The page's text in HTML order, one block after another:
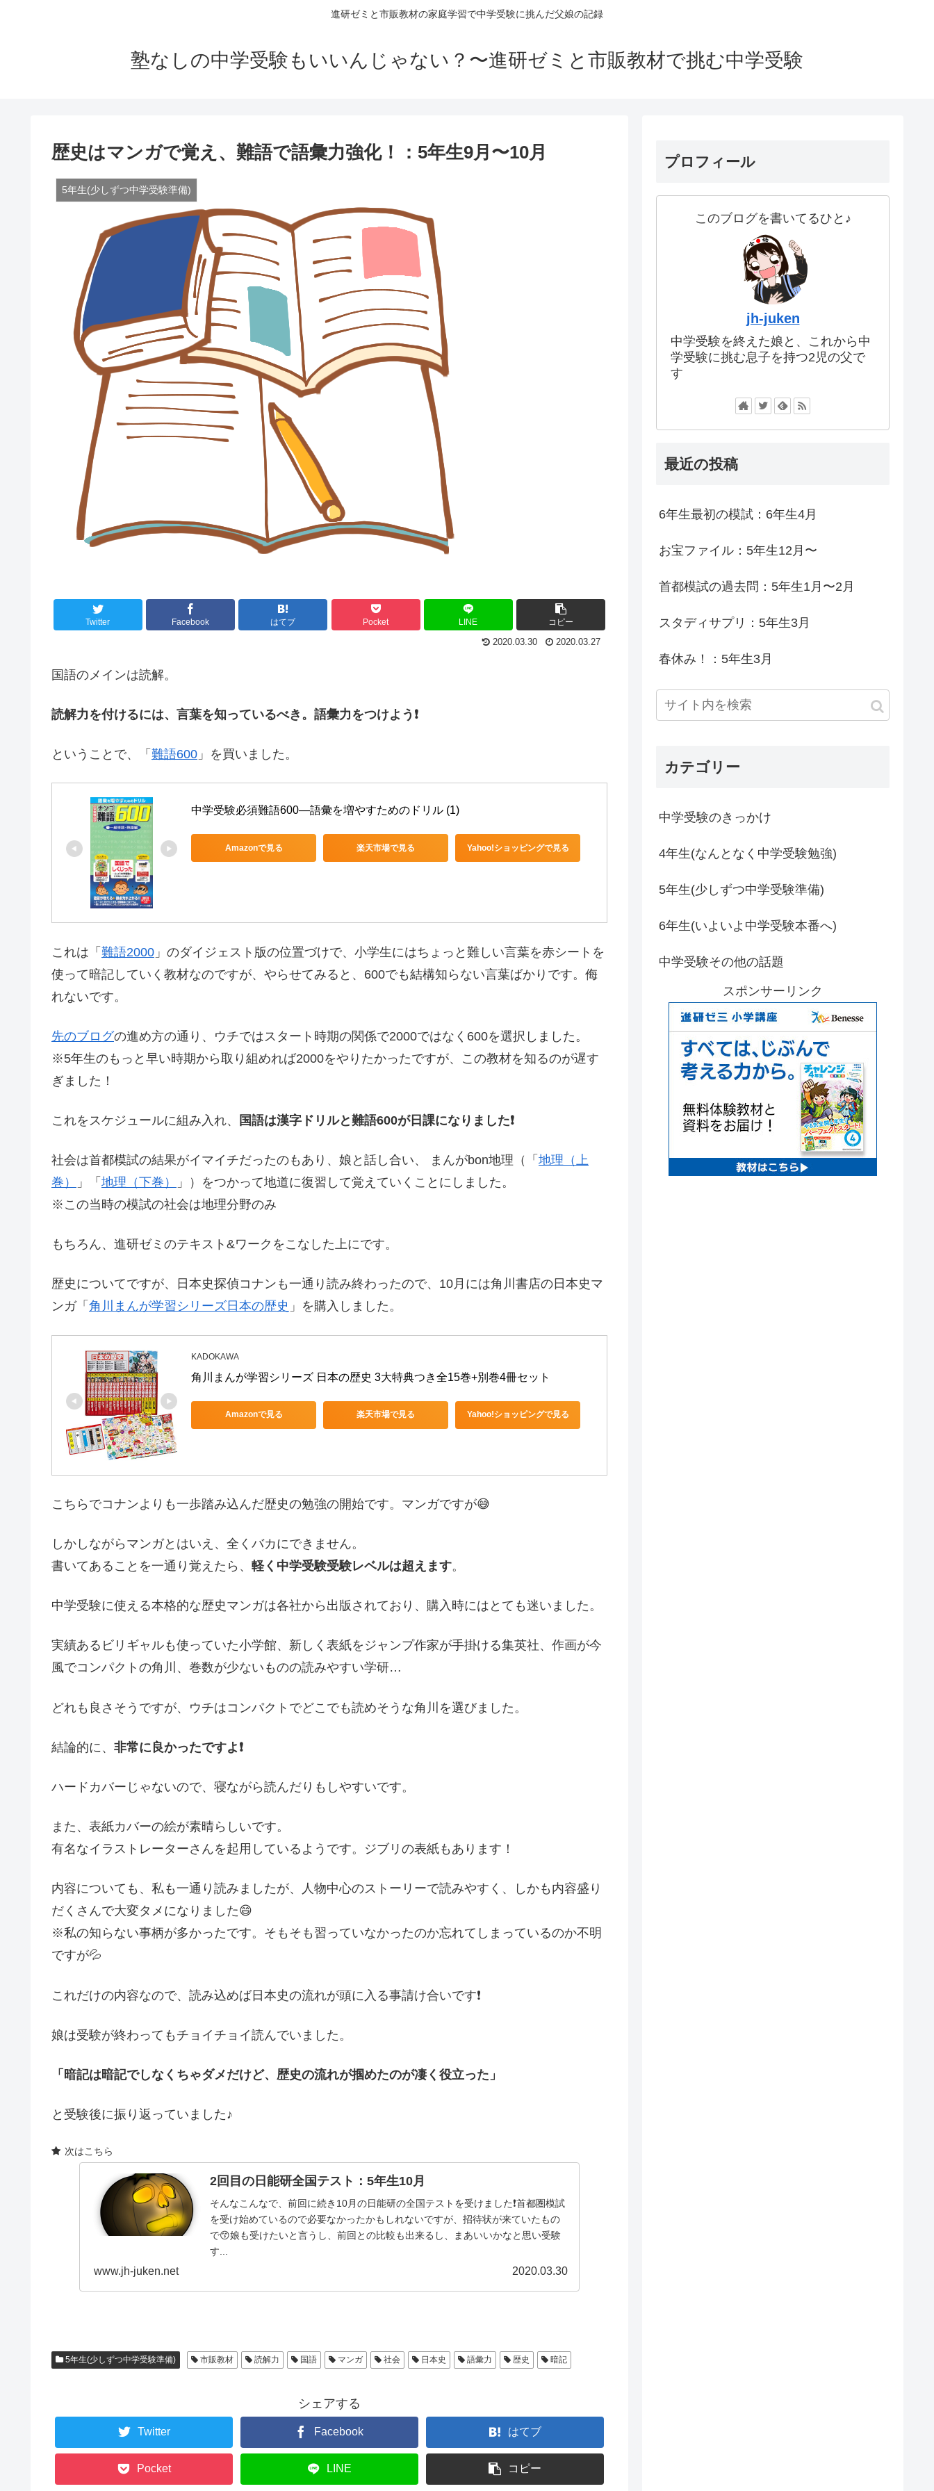
進研ゼミと市販教材の家庭学習で中学受験に挑んだ父娘の記録
塾なしの中学受験もいいんじゃない？〜進研ゼミと市販教材で挑む中学受験
歴史はマンガで覚え、難語で語彙力強化！：5年生9月〜10月
5年生(少しずつ中学受験準備)
Twitter Facebook はてブ Pocket LINE コピー
2020.03.30 2020.03.27
国語のメインは読解。
読解力を付けるには、言葉を知っているべき。語彙力をつけよう❗️
ということで、「 難語600 」を買いました。
中学受験必須難語600―語彙を増やすためのドリル (1)
Amazonで見る 楽天市場で見る Yahoo!ショッピングで見る
これは「 難語2000 」のダイジェスト版の位置づけで、小学生にはちょっと難しい言葉を赤シートを
使って暗記していく教材なのですが、やらせてみると、600でも結構知らない言葉ばかりです。侮
れないです。
先のブログの進め方の通り、ウチではスタート時期の関係で2000ではなく600を選択しました。
※5年生のもっと早い時期から取り組めれば2000をやりたかったですが、この教材を知るのが遅す
ぎました！
これをスケジュールに組み入れ、 国語は漢字ドリルと難語600が日課になりました❗
社会は首都模試の結果がイマイチだったのもあり、娘と話し合い、 まんがbon地理（「 地理（上
巻）
」「 地理（下巻）
」）をつかって地道に復習して覚えていくことにしました。
※この当時の模試の社会は地理分野のみ
もちろん、進研ゼミのテキスト&ワークをこなした上にです。
歴史についてですが、日本史探偵コナンも一通り読み終わったので、10月には角川書店の日本史マ
ンガ「 角川まんが学習シリーズ日本の歴史 」を購入しました。
KADOKAWA
角川まんが学習シリーズ 日本の歴史 3大特典つき全15巻+別巻4冊セット
Amazonで見る 楽天市場で見る Yahoo!ショッピングで見る
こちらでコナンよりも一歩踏み込んだ歴史の勉強の開始です。マンガですが😅
しかしながらマンガとはいえ、全くバカにできません。
書いてあることを一通り覚えたら、 軽く中学受験受験レベルは超えます。
中学受験に使える本格的な歴史マンガは各社から出版されており、購入時にはとても迷いました。
実績あるビリギャルも使っていた小学館、新しく表紙をジャンプ作家が手掛ける集英社、作画が今
風でコンパクトの角川、巻数が少ないものの読みやすい学研…
どれも良さそうですが、ウチはコンパクトでどこでも読めそうな角川を選びました。
結論的に、 非常に良かったですよ❗
ハードカバーじゃないので、寝ながら読んだりもしやすいです。
また、表紙カバーの絵が素晴らしいです。
有名なイラストレーターさんを起用しているようです。ジブリの表紙もあります！
内容についても、私も一通り読みましたが、人物中心のストーリーで読みやすく、しかも内容盛り
だくさんで大変タメになりました😄
※私の知らない事柄が多かったです。そもそも習っていなかったのか忘れてしまっているのか不明
ですが💦
これだけの内容なので、読み込めば日本史の流れが頭に入る事請け合いです❗
娘は受験が終わってもチョイチョイ読んでいました。
「暗記は暗記でしなくちゃダメだけど、歴史の流れが掴めたのが凄く役立った」
と受験後に振り返っていました♪
次はこちら
2回目の日能研全国テスト：5年生10月
そんなこんなで、前回に続き10月の日能研の全国テストを受けました❗首都圏模試
を受け始めているので必要なかったかもしれないですが、招待状が来ていたもの
で😙娘も受けたいと言うし、前回との比較も出来るし、まあいいかなと思い受験
す...
www.jh-juken.net 2020.03.30
5年生(少しずつ中学受験準備) 市販教材 読解力 国語 マンガ 社会 日本史 語彙力 歴史 暗記
シェアする
Twitter Facebook はてブ
Pocket LINE コピー
プロフィール
このブログを書いてるひと♪
jh-juken
中学受験を終えた娘と、これから中
学受験に挑む息子を持つ2児の父で
す
最近の投稿
6年生最初の模試：6年生4月
お宝ファイル：5年生12月〜
首都模試の過去問：5年生1月〜2月
スタディサプリ：5年生3月
春休み！：5年生3月
カテゴリー
中学受験のきっかけ
4年生(なんとなく中学受験勉強)
5年生(少しずつ中学受験準備)
6年生(いよいよ中学受験本番へ)
中学受験その他の話題
スポンサーリンク